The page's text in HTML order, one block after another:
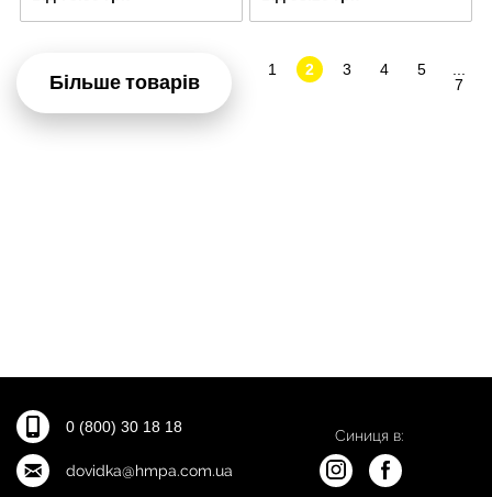
Більше товарів
1 2 3 4 5
7
0 (800) 30 18 18
dovidka@hmpa.com.ua
Синиця в: